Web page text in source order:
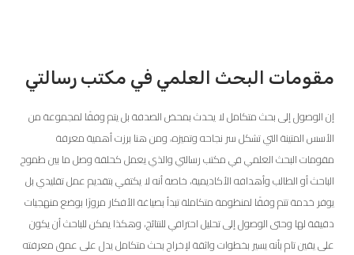
مقومات البحث العلمي في مكتب رسالتي
إن الوصول إلى بحث متكامل لا يحدث بمحض الصدفة بل يتم وفقًا لمجموعة من
الأسس المتينة التي تشكل سر نجاحه وتميزه، ومن هنا برزت أهمية معرفة
مقومات البحث العلمي في مكتب رسالتي والذي يعمل كحلقة وصل ما بين طموح
الباحث أو الطالب وأهدافه الأكاديمية، خاصة أنه لا يكتفي بتقديم عمل تقليدي بل
يوفر خدمة تتم وفقًا لمنظومة متكاملة تبدأ بصياغة الأفكار مرورًا بوضع منهجيات
دقيقة لها وحتى الوصول إلى تحليل احترافي للنتائج، وهكذا يمكن للباحث أن يكون
على يقين تام بأنه يسير بخطوات واثقة لإخراج بحث متكامل يدل على عمق معرفته